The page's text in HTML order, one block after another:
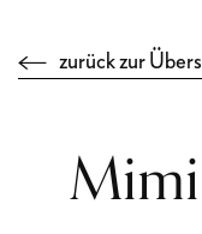
zurück zur